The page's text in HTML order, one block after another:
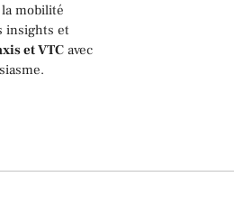
mobilité
insights et
et VTCavec